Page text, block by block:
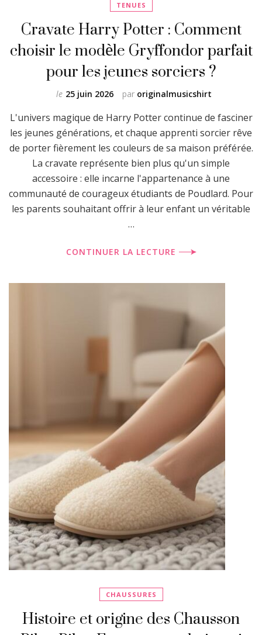
TENUES
Cravate Harry Potter : Comment
choisir le modèle Gryffondor parfait
pour les jeunes sorciers ?
par originalmusicshirt
le 25 juin 2026
L'univers magique de Harry Potter continue de fasciner
les jeunes générations, et chaque apprenti sorcier rêve
de porter fièrement les couleurs de sa maison préférée.
La cravate représente bien plus qu'un simple
accessoire : elle incarne l'appartenance à une
communauté de courageux étudiants de Poudlard. Pour
les parents souhaitant offrir à leur enfant un véritable
…
CONTINUER LA LECTURE
CHAUSSURES
Histoire et origine des Chausson